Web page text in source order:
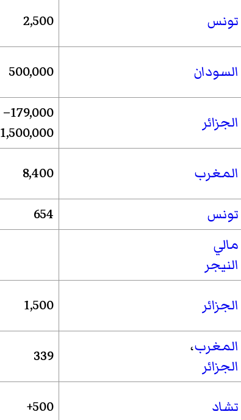
تونس 2,500
السودان 500,000
الجزائر
179,000–
1,500,000
المغرب 8,400
تونس
654
مالي
النيجر
الجزائر 1,500
المغرب،
الجزائر
339
تشاد 500+